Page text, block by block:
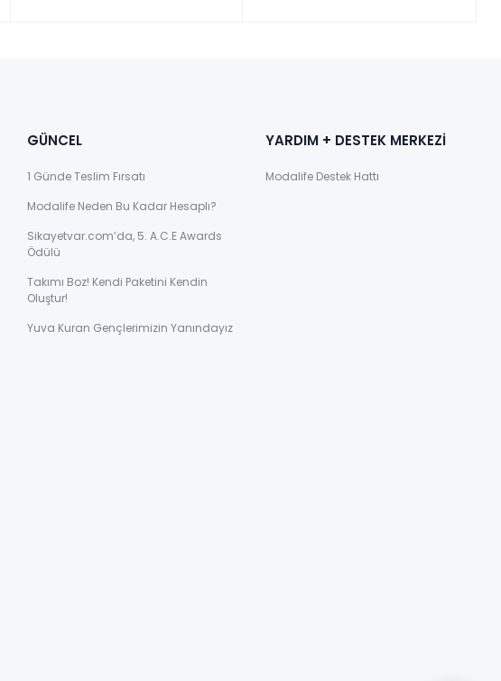
GÜNCEL
1 Günde Teslim Fırsatı
Modalife Neden Bu Kadar Hesaplı?
Sikayetvar.com’da, 5. A.C.E Awards
Ödülü
Takımı Boz! Kendi Paketini Kendin
Oluştur!
Yuva Kuran Gençlerimizin Yanındayız
YARDIM + DESTEK MERKEZİ
Modalife Destek Hattı